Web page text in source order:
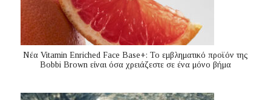
Nέα Vitamin Enriched Face Base+: Το εμβληματικό προϊόν της
Bobbi Brown είναι όσα χρειάζεστε σε ένα μόνο βήμα